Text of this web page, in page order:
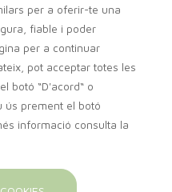
per a oferir-te una
fiable i poder
per a continuar
pot acceptar totes les
botó “D'acord“ o
ús prement el botó
informació consulta la